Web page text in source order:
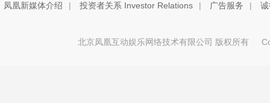
凤凰新媒体介绍 | 投资者关系 Investor Relations | 广告服务 |
北京凤凰互动娱乐网络技术有限公司 版权所有